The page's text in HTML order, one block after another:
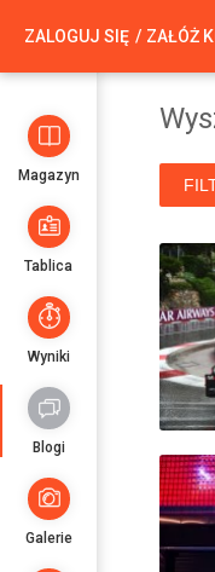
ZALOGUJ SIĘ ZAŁÓŻ
Magazyn
Tablica
Wyniki
Blogi
Galerie